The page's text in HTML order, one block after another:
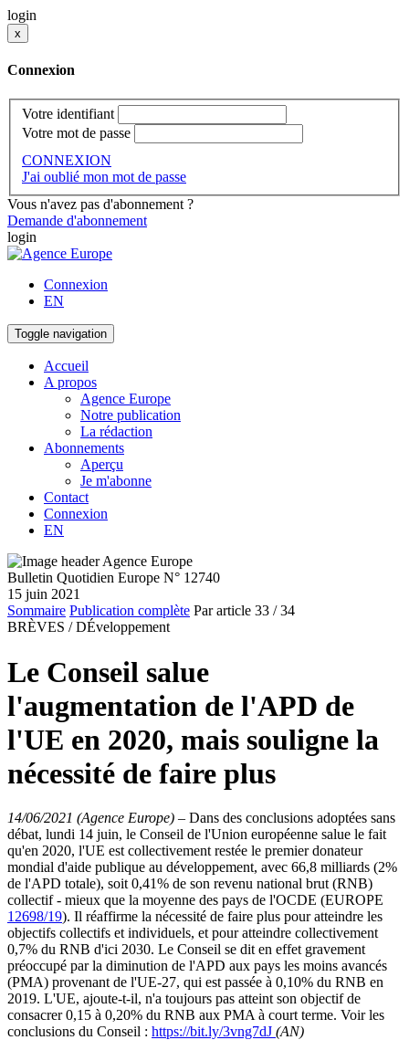
login
x
Connexion
Votre identifiant
Votre mot de passe
CONNEXION
J'ai oublié mon mot de passe
Vous n'avez pas d'abonnement ?
Demande d'abonnement
login
Connexion
EN
Toggle navigation
Accueil
A propos
Agence Europe
Notre publication
La rédaction
Abonnements
Aperçu
Je m'abonne
Contact
Connexion
EN
Bulletin Quotidien Europe N° 12740
15 juin 2021
Sommaire Publication complète Par article 33 / 34
BRÈVES / DÉveloppement
Le Conseil salue
l'augmentation de l'APD de
l'UE en 2020, mais souligne la
nécessité de faire plus
14/06/2021 (Agence Europe) – Dans des conclusions adoptées sans
débat, lundi 14 juin, le Conseil de l'Union européenne salue le fait
qu'en 2020, l'UE est collectivement restée le premier donateur
mondial d'aide publique au développement, avec 66,8 milliards (2%
de l'APD totale), soit 0,41% de son revenu national brut (RNB)
collectif - mieux que la moyenne des pays de l'OCDE (EUROPE
12698/19). Il réaffirme la nécessité de faire plus pour atteindre les
objectifs collectifs et individuels, et pour atteindre collectivement
0,7% du RNB d'ici 2030. Le Conseil se dit en effet gravement
préoccupé par la diminution de l'APD aux pays les moins avancés
(PMA) provenant de l'UE-27, qui est passée à 0,10% du RNB en
2019. L'UE, ajoute-t-il, n'a toujours pas atteint son objectif de
consacrer 0,15 à 0,20% du RNB aux PMA à court terme. Voir les
conclusions du Conseil : https://bit.ly/3vng7dJ (AN)